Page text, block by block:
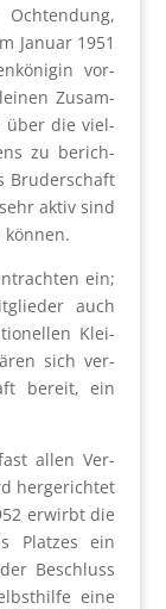
Janu­ar 1951
vor­
Zusam­
über die viel­
zu berich­
Bru­der­schaft
aktiv sind
kön­nen.
ein;
auch
Klei­
sich ver­
bereit, ein
allen Ver­
her­ge­rich­tet
erwirbt die
Plat­zes ein
Beschluss
eine